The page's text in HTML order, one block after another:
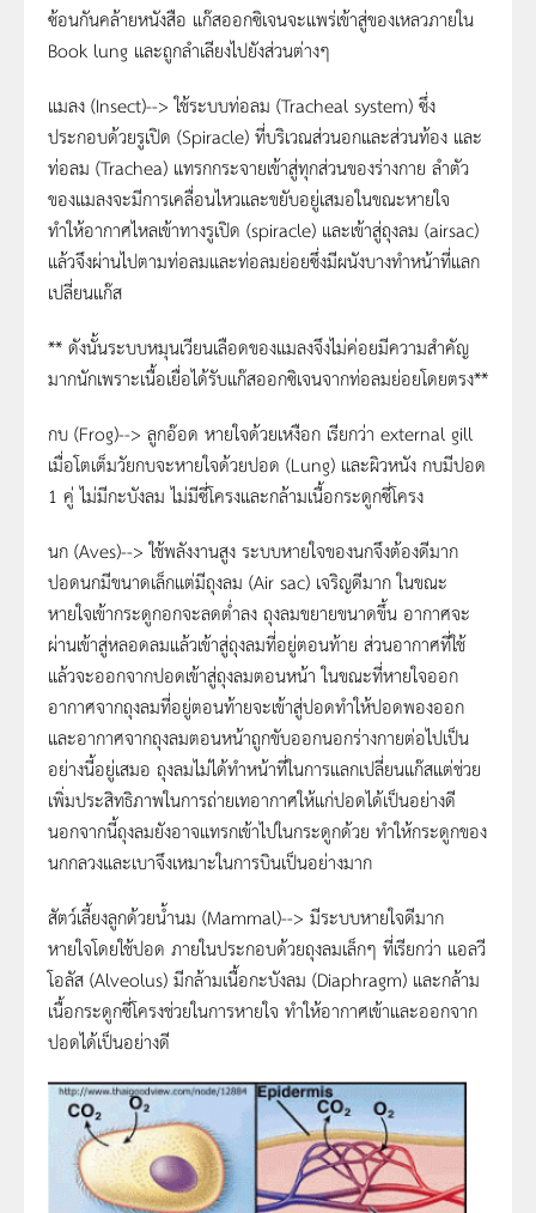
ซ้อนกันคล้ายหนังสือ แก๊สออกซิเจนจะแพร่เข้าสู่ของเหลวภายใน
Book lung และถูกลำเลียงไปยังส่วนต่างๆ
แมลง (Insect)--> ใช้ระบบท่อลม (Tracheal system) ซึ่ง
ประกอบด้วยรูเปิด (Spiracle) ที่บริเวณส่วนอกและส่วนท้อง และ
ท่อลม (Trachea) แทรกกระจายเข้าสู่ทุกส่วนของร่างกาย ลำตัว
ของแมลงจะมีการเคลื่อนไหวและขยับอยู่เสมอในขณะหายใจ
ทำให้อากาศไหลเข้าทางรูเปิด (spiracle) และเข้าสู่ถุงลม (airsac)
แล้วจึงผ่านไปตามท่อลมและท่อลมย่อยซึ่งมีผนังบางทำหน้าที่แลก
เปลี่ยนแก๊ส
** ดังนั้นระบบหมุนเวียนเลือดของแมลงจึงไม่ค่อยมีความสำคัญ
มากนักเพราะเนื้อเยื่อได้รับแก๊สออกซิเจนจากท่อลมย่อยโดยตรง**
กบ (Frog)--> ลูกอ๊อด หายใจด้วยเหงือก เรียกว่า external gill
เมื่อโตเต็มวัยกบจะหายใจด้วยปอด (Lung) และผิวหนัง กบมีปอด
1 คู่ ไม่มีกะบังลม ไม่มีซี่โครงและกล้ามเนื้อกระดูกซี่โครง
นก (Aves)--> ใช้พลังงานสูง ระบบหายใจของนกจึงต้องดีมาก
ปอดนกมีขนาดเล็กแต่มีถุงลม (Air sac) เจริญดีมาก ในขณะ
หายใจเข้ากระดูกอกจะลดต่ำลง ถุงลมขยายขนาดขึ้น อากาศจะ
ผ่านเข้าสู่หลอดลมแล้วเข้าสู่ถุงลมที่อยู่ตอนท้าย ส่วนอากาศที่ใช้
แล้วจะออกจากปอดเข้าสู่ถุงลมตอนหน้า ในขณะที่หายใจออก
อากาศจากถุงลมที่อยู่ตอนท้ายจะเข้าสู่ปอดทำให้ปอดพองออก
และอากาศจากถุงลมตอนหน้าถูกขับออกนอกร่างกายต่อไปเป็น
อย่างนี้อยู่เสมอ ถุงลมไม่ได้ทำหน้าที่ในการแลกเปลี่ยนแก๊สแต่ช่วย
เพิ่มประสิทธิภาพในการถ่ายเทอากาศให้แก่ปอดได้เป็นอย่างดี
นอกจากนี้ถุงลมยังอาจแทรกเข้าไปในกระดูกด้วย ทำให้กระดูกของ
นกกลวงและเบาจึงเหมาะในการบินเป็นอย่างมาก
สัตว์เลี้ยงลูกด้วยน้ำนม (Mammal)--> มีระบบหายใจดีมาก
หายใจโดยใช้ปอด ภายในประกอบด้วยถุงลมเล็กๆ ที่เรียกว่า แอลวี
โอลัส (Alveolus) มีกล้ามเนื้อกะบังลม (Diaphragm) และกล้าม
เนื้อกระดูกซี่โครงช่วยในการหายใจ ทำให้อากาศเข้าและออกจาก
ปอดได้เป็นอย่างดี